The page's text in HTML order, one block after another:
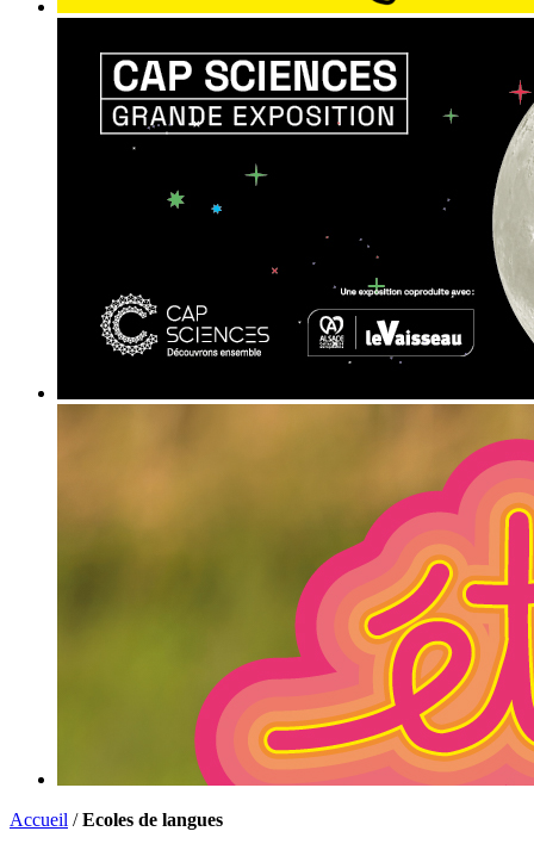
Accueil /Ecoles de langues